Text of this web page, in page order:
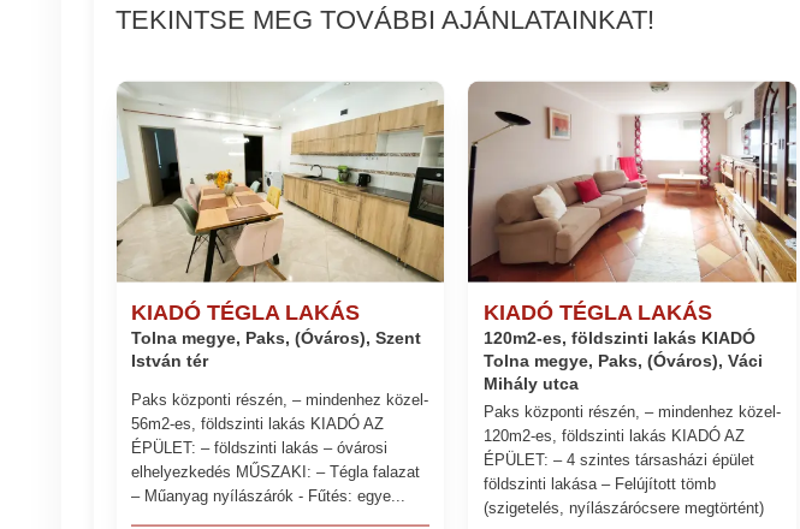
TEKINTSE MEG TOVÁBBI AJÁNLATAINKAT!
KIADÓ TÉGLA LAKÁS
Tolna megye, Paks, (Óváros), Szent
István tér
Paks központi részén, – mindenhez közel-
56m2-es, földszinti lakás KIADÓ AZ
ÉPÜLET: – földszinti lakás – óvárosi
elhelyezkedés MŰSZAKI: – Tégla falazat
– Műanyag nyílászárók - Fűtés: egye...
KIADÓ TÉGLA LAKÁS
120m2-es, földszinti lakás KIADÓ
Tolna megye, Paks, (Óváros), Váci
Mihály utca
Paks központi részén, – mindenhez közel-
120m2-es, földszinti lakás KIADÓ AZ
ÉPÜLET: – 4 szintes társasházi épület
földszinti lakása – Felújított tömb
(szigetelés, nyílászárócsere megtörtént)